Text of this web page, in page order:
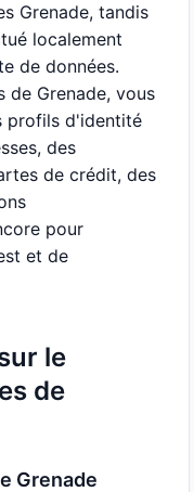
Grenade, tandis
localement
de données.
de Grenade, vous
profils d'identité
des
de crédit, des
pour
et de
le
de
Grenade